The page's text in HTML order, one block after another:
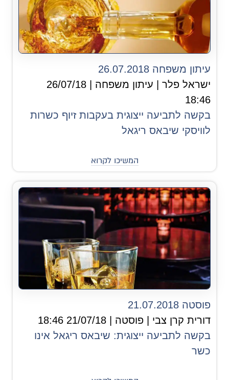
עיתון משפחה 26.07.2018
ישראל פלר | עיתון משפחה | 26/07/18
18:46
בקשה לתביעה ייצוגית בעקבות זיוף כשרות
לוויסקי שיבאס ריגאל
המשיכו לקרוא
פוסטה 21.07.2018
דורית קרן צבי | פוסטה | 21/07/18 18:46
בקשה לתביעה ייצוגית: שיבאס ריגאל אינו
כשר